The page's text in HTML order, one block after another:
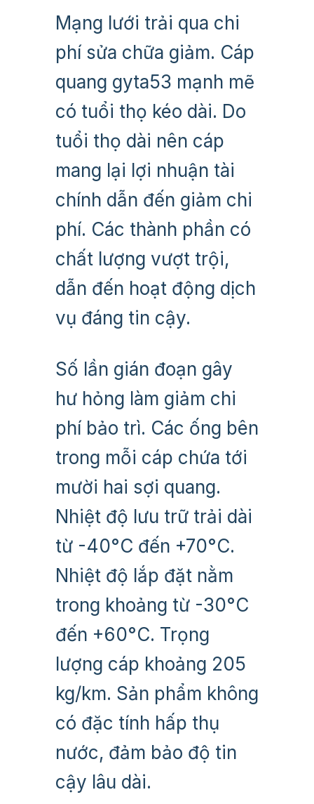
Mạng lưới trải qua chi
phí sửa chữa giảm. Cáp
quang gyta53 mạnh mẽ
có tuổi thọ kéo dài. Do
tuổi thọ dài nên cáp
mang lại lợi nhuận tài
chính dẫn đến giảm chi
phí. Các thành phần có
chất lượng vượt trội,
dẫn đến hoạt động dịch
vụ đáng tin cậy.
Số lần gián đoạn gây
hư hỏng làm giảm chi
phí bảo trì. Các ống bên
trong mỗi cáp chứa tới
mười hai sợi quang.
Nhiệt độ lưu trữ trải dài
từ -40°C đến +70°C.
Nhiệt độ lắp đặt nằm
trong khoảng từ -30°C
đến +60°C. Trọng
lượng cáp khoảng 205
kg/km. Sản phẩm không
có đặc tính hấp thụ
nước, đảm bảo độ tin
cậy lâu dài.